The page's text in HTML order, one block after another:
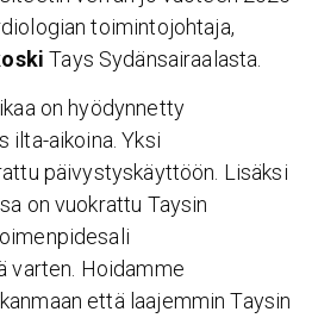
toimintojohtaja,
Tays Sydänsairaalasta.
on hyödynnetty
ilta-aikoina. Yksi
päivystyskäyttöön. Lisäksi
on vuokrattu Taysin
varten. Hoidamme
että laajemmin Taysin